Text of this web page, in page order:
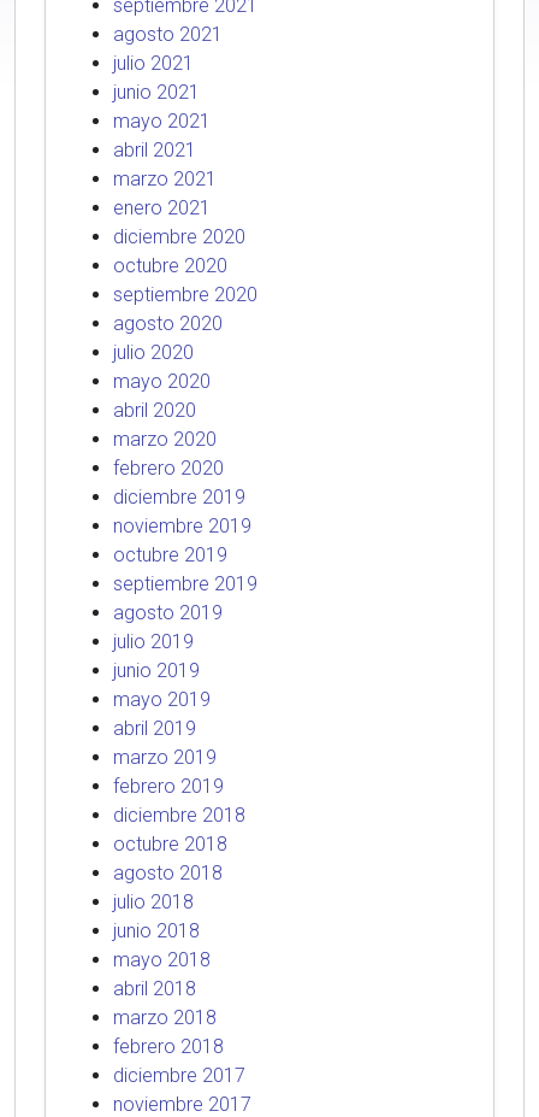
septiembre 2021
agosto 2021
julio 2021
junio 2021
mayo 2021
abril 2021
marzo 2021
enero 2021
diciembre 2020
octubre 2020
septiembre 2020
agosto 2020
julio 2020
mayo 2020
abril 2020
marzo 2020
febrero 2020
diciembre 2019
noviembre 2019
octubre 2019
septiembre 2019
agosto 2019
julio 2019
junio 2019
mayo 2019
abril 2019
marzo 2019
febrero 2019
diciembre 2018
octubre 2018
agosto 2018
julio 2018
junio 2018
mayo 2018
abril 2018
marzo 2018
febrero 2018
diciembre 2017
noviembre 2017